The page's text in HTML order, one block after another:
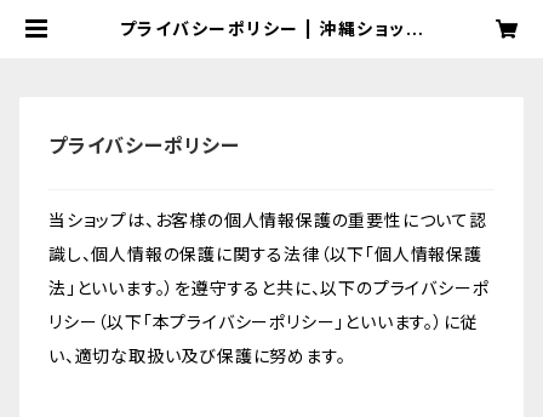
プライバシーポリシー | 沖縄ショップ
プライバシーポリシー
当ショップは、お客様の個人情報保護の重要性について認
識し、個人情報の保護に関する法律（以下「個人情報保護
法」といいます。）を遵守すると共に、以下のプライバシーポ
リシー（以下「本プライバシーポリシー」といいます。）に従
い、適切な取扱い及び保護に努めます。